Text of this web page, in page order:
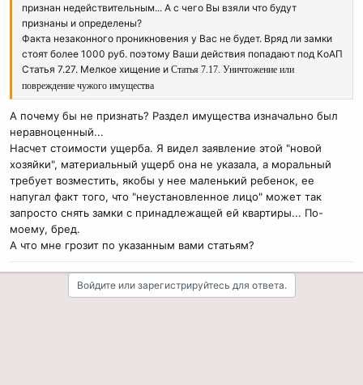
признан недействительным... А с чего Вы взяли что будут
признаны и определены?
Факта незаконного проникновения у Вас не будет. Вряд ли замки
стоят более 1000 руб. поэтому Ваши действия попадают под КоАП
Статья 7.27. Мелкое хищение и Статья 7.17. Уничтожение или
повреждение чужого имущества
А почему бы не признать? Раздел имущества изначально был
неравноценный...
Насчет стоимости ущерба. Я видел заявление этой "новой
хозяйки", материальный ущерб она не указала, а моральный
требует возместить, якобы у нее маленький ребенок, ее
напугал факт того, что "неустановленное лицо" может так
запросто снять замки с принадлежащей ей квартиры... По-
моему, бред.
А что мне грозит по указанным вами статьям?
Войдите или зарегистрируйтесь для ответа.